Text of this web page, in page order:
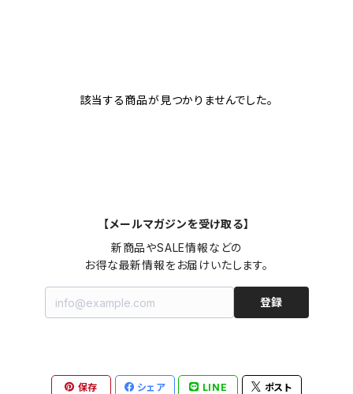
該当する商品が見つかりませんでした。
【メールマガジンを受け取る】
新商品やSALE情報などの
お得な最新情報をお届けいたします。
登録
保存 シェア LINE ポスト